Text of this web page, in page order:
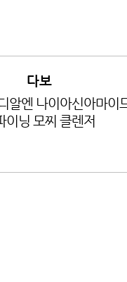
다보
알엔 나이아신아마이
이닝 모찌 클렌저